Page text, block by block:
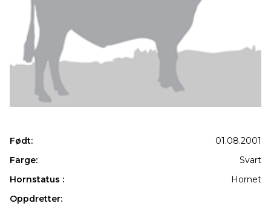
Født:
01.08.2001
Farge:
Svart
Hornstatus :
Hornet
Oppdretter: